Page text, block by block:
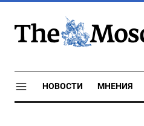
НОВОСТИ МНЕНИЯ